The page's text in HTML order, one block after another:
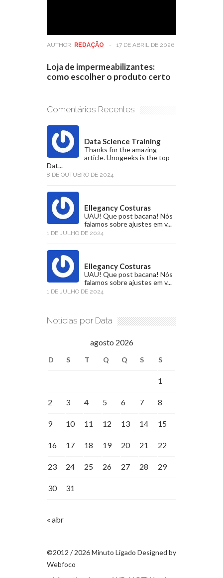
AUTHOR: REDAÇÃO - 17 DE ABRIL DE 2026
Loja de impermeabilizantes:
como escolher o produto certo
Comentários Recentes
Data Science Training
Thanks for the amazing
article. Unogeeks is the top
Dat...
8 DE OUTUBRO DE 2024
Ellegancy Costuras
UAU! Que post bacana! Nós
falamos sobre ajustes em v...
1 DE JULHO DE 2024
Ellegancy Costuras
UAU! Que post bacana! Nós
falamos sobre ajustes em v...
1 DE JULHO DE 2024
Notícias por Data
agosto 2026
D S T Q Q S S
1
2 3 4 5 6 7 8
9 10 11 12 13 14 15
16 17 18 19 20 21 22
23 24 25 26 27 28 29
30 31
« abr
©2012 / 2026 Minuto Ligado Designed by
Webfoco